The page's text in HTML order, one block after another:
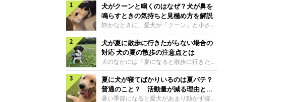
犬がクーンと鳴くのはなぜ？犬が鼻を
鳴らすときの気持ちと見極め方を解説
静かなときに、愛犬が「クーン」と小さく
鳴いたり、鼻を鳴らすような音を出したり
することはありませんか？ 大きく吠える
わけではない分、「不安なの？それとも何
かお願いしているの？」と気になる飼い主
さんもいるかもしれません。今回は、犬が
クーンと鳴く理由や鼻鳴らしの背景、見極
め方と対応のポイントなどについて、いぬ
のきもち獣医師相談室の原 駿太朗先生に
犬が夏に散歩に行きたがらない場合の
対応 犬の夏の散歩の注意点とは
犬のなかには『夏になると散歩に行きたが
らない、歩かなくなる』『暑い季節は散歩
の気配を察すると涼しい部屋から出ようと
しない』など散歩に行きたがらないコもい
るようです。愛犬の運動をさせてあげたい
夏に犬が寝てばかりいるのは夏バテ？
普通のこと？ 活動量が減る理由と対
策とは
暑い季節になると愛犬があまり動かず寝て